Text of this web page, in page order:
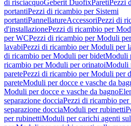
di risciacquoGeberit DuofixParetiPezzi
portantiPezzi di ricambio per Sistemi
portantiPannellatureAccessoriPezzi di
d'installazionePezzi di ricambio per
per WCPezzi di ricambio per Moduli
lavabiPezzi di ricambio per Moduli per
di ricambio per Moduli per bidetModuli
ricambio per Moduli per orinatoiModuli
paretePezzi di ricambio per Moduli per
pareteModuli per docce e vasche da
Moduli per docce e vasche da bagno
separazione docciaPezzi di ricambio
separazione docciaModuli per rubinetti
per rubinettiModuli per carichi agenti